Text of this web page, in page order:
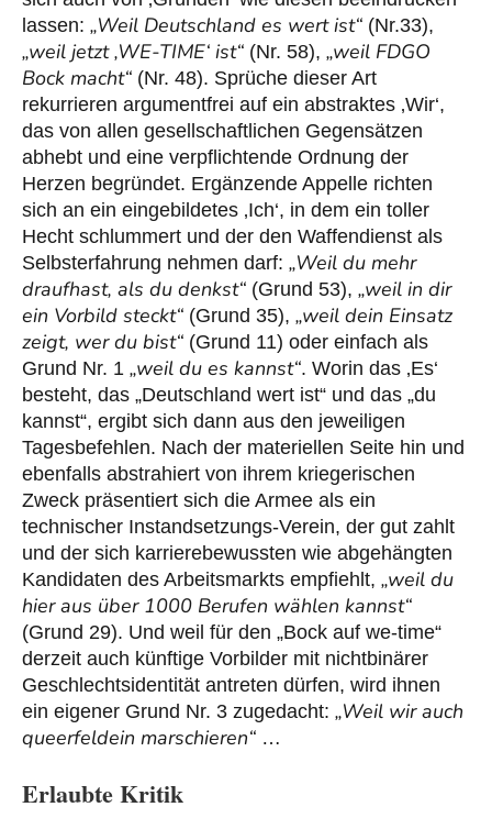
lassen: „Weil Deutschland es wert ist“ (Nr.33),
„weil jetzt ‚WE-TIME‘ ist“ (Nr. 58), „weil FDGO
Bock macht“ (Nr. 48). Sprüche dieser Art
rekurrieren argumentfrei auf ein abstraktes ‚Wir‘,
das von allen gesellschaftlichen Gegensätzen
abhebt und eine verpflichtende Ordnung der
Herzen begründet. Ergänzende Appelle richten
sich an ein eingebildetes ‚Ich‘, in dem ein toller
Hecht schlummert und der den Waffendienst als
Selbsterfahrung nehmen darf: „Weil du mehr
draufhast, als du denkst“ (Grund 53), „weil in dir
ein Vorbild steckt“ (Grund 35), „weil dein Einsatz
zeigt, wer du bist“ (Grund 11) oder einfach als
Grund Nr. 1 „weil du es kannst“. Worin das ‚Es‘
besteht, das „Deutschland wert ist“ und das „du
kannst“, ergibt sich dann aus den jeweiligen
Tagesbefehlen. Nach der materiellen Seite hin und
ebenfalls abstrahiert von ihrem kriegerischen
Zweck präsentiert sich die Armee als ein
technischer Instandsetzungs-Verein, der gut zahlt
und der sich karrierebewussten wie abgehängten
Kandidaten des Arbeitsmarkts empfiehlt, „weil du
hier aus über 1000 Berufen wählen kannst“
(Grund 29). Und weil für den „Bock auf we-time“
derzeit auch künftige Vorbilder mit nichtbinärer
Geschlechtsidentität antreten dürfen, wird ihnen
ein eigener Grund Nr. 3 zugedacht: „Weil wir auch
queerfeldein marschieren“ …
Erlaubte Kritik